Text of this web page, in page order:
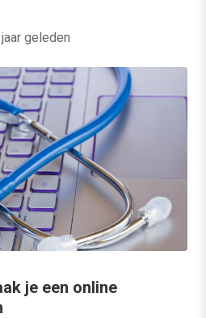
geleden
je een online